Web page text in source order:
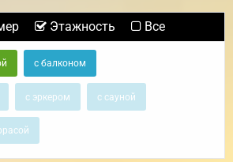
Этажность Все
с балконом
с эркером с сауной